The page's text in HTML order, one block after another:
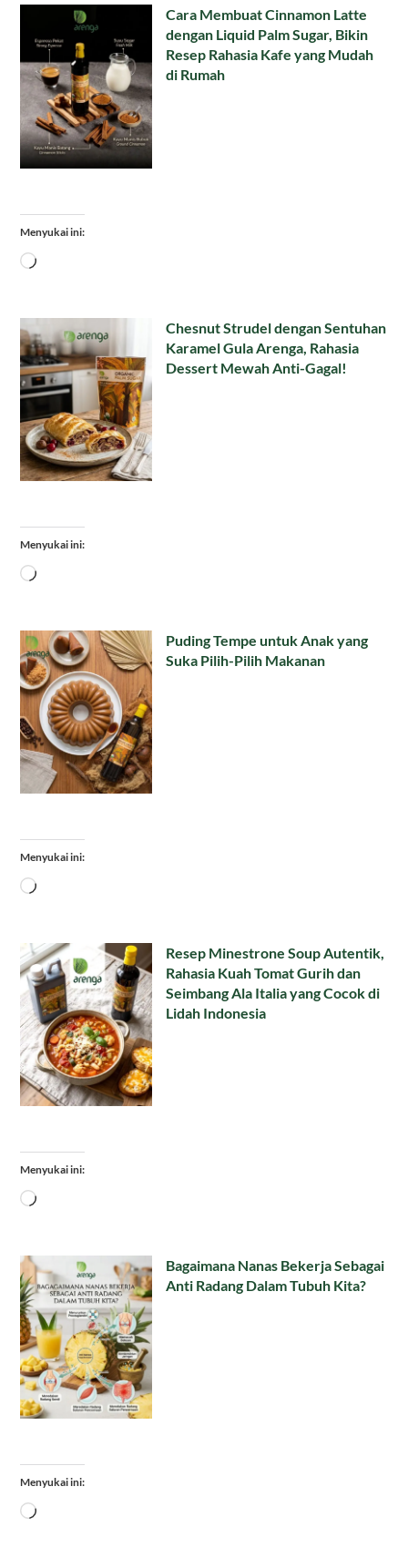
Cara Membuat Cinnamon Latte
dengan Liquid Palm Sugar, Bikin
Resep Rahasia Kafe yang Mudah
di Rumah
Menyukai ini:
Memuat...
Chesnut Strudel dengan Sentuhan
Karamel Gula Arenga, Rahasia
Dessert Mewah Anti-Gagal!
Menyukai ini:
Memuat...
Puding Tempe untuk Anak yang
Suka Pilih-Pilih Makanan
Menyukai ini:
Memuat...
Resep Minestrone Soup Autentik,
Rahasia Kuah Tomat Gurih dan
Seimbang Ala Italia yang Cocok di
Lidah Indonesia
Menyukai ini:
Memuat...
Bagaimana Nanas Bekerja Sebagai
Anti Radang Dalam Tubuh Kita?
Menyukai ini:
Memuat...